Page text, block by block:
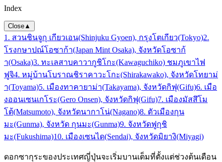
Index
Close▲
1. สวนชินจูกุ เกียวเอน(Shinjuku Gyoen), กรุงโตเกียว(Tokyo)2.
โรงกษาปณ์โอซาก้า(Japan Mint Osaka), จังหวัดโอซาก้
า(Osaka)3. ทะเลสาบคาวากูชิโกะ(Kawaguchiko) ชมภูเขาไฟ
ฟูจิ4. หมู่บ้านโบราณชิราคาวะโกะ(Shirakawako), จังหวัดโทยาม่
า(Toyama)5. เมืองทาคายาม่า(Takayama), จังหวัดกิฟุ(Gifu)6. เมือ
งออนเซนเกโระ(Gero Onsen), จังหวัดกิฟุ(Gifu)7. เมืองมัสสึโม
โต้(Matsumoto), จังหวัดนากาโน่(Nagano)8. ตัวเมืองกุน
มะ(Gunma), จังหวัด กุนมะ(Gunma)9. จังหวัดฟูกุชิ
มะ(Fukushima)10. เมืองเซนได(Sendai), จังหวัดมิยางิ(Miyagi)
ดอกซากุระของประเทศญี่ปุ่นจะเริ่มบานเต็มที่ตั้งแต่ช่วงต้นเดือน